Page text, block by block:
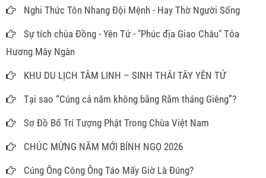
Nghi Thức Tôn Nhang Đội Mệnh - Hay Thờ Người Sống
Sự tích chùa Đồng - Yên Tử - "Phúc địa Giao Châu" Tỏa
Hương Mây Ngàn
KHU DU LỊCH TÂM LINH – SINH THÁI TÂY YÊN TỬ
Tại sao “Cúng cả năm không bằng Rằm tháng Giêng”?
Sơ Đồ Bố Trí Tượng Phật Trong Chùa Việt Nam
CHÚC MỪNG NĂM MỚI BÍNH NGỌ 2026
Cúng Ông Công Ông Táo Mấy Giờ Là Đúng?